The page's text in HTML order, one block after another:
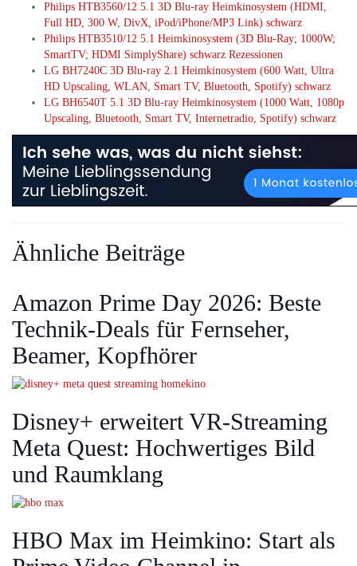
Philips HTB3560/12 5.1 3D Blu-ray Heimkinosystem (HDMI,
Full HD, 300 W, DivX, iPod/iPhone/MP3 Link) schwarz
Philips HTB3510/12 5.1 Heimkinosystem (3D Blu-Ray; 1000W;
SmartTV; HDMI SimplyShare) schwarz Rezessionen
LG BH7240C 3D Blu-ray 2.1 Heimkinosystem (600 Watt, Ultra
HD Upscaling, WLAN, Smart TV, Bluetooth, Spotify) schwarz
LG BH6540T 5.1 3D Blu-ray Heimkinosystem (1000 Watt, 1080p
Upscaling, Bluetooth, Smart TV, Internetradio, Spotify) schwarz
Ähnliche Beiträge
Amazon Prime Day 2026: Beste
Technik-Deals für Fernseher,
Beamer, Kopfhörer
Disney+ erweitert VR‑Streaming
Meta Quest: Hochwertiges Bild
und Raumklang
HBO Max im Heimkino: Start als